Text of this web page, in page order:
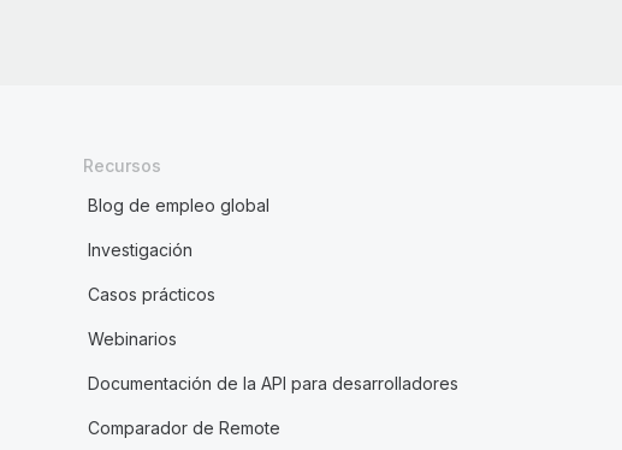
Recursos
Blog de empleo global
Investigación
Casos prácticos
Webinarios
Documentación de la API para desarrolladores
Comparador de Remote